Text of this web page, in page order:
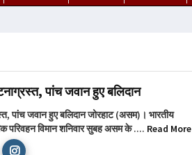
पांच जवान हुए बलिदान
पांच जवान हुए बलिदान जोरहाट (असम)। भारतीय
परिवहन विमान शनिवार सुबह असम के .... Read More